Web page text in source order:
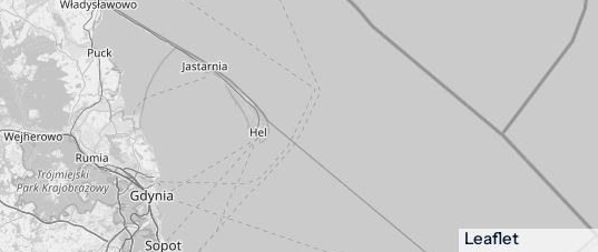
Leaflet